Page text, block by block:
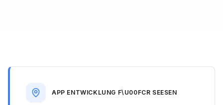
APP ENTWICKLUNG F\U00FCR SEESEN